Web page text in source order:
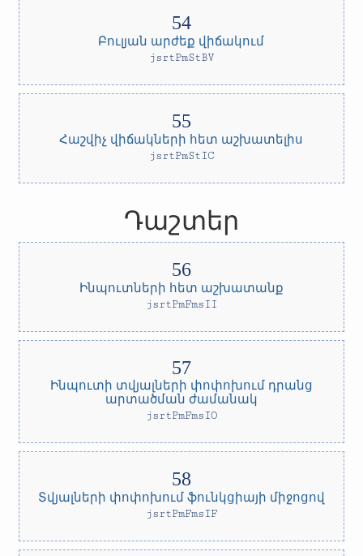
Բուլյան արժեք վիճակում
jsrtPmStBV
Հաշվիչ վիճակների հետ աշխատելիս
jsrtPmStIC
Դաշտեր
Ինպուտների հետ աշխատանք
jsrtPmFmsII
Ինպուտի տվյալների փոփոխում դրանց
արտածման ժամանակ
jsrtPmFmsIO
Տվյալների փոփոխում ֆունկցիայի միջոցով
jsrtPmFmsIF